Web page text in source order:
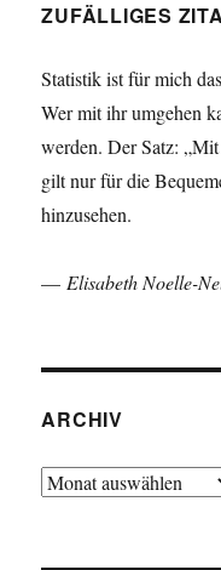
ZUFÄLLIGES
Statistik ist für mich
Wer mit ihr umgehen
werden. Der Satz:
gilt nur für die
hinzusehen.
— Elisabeth Noelle-
ARCHIV
Archiv